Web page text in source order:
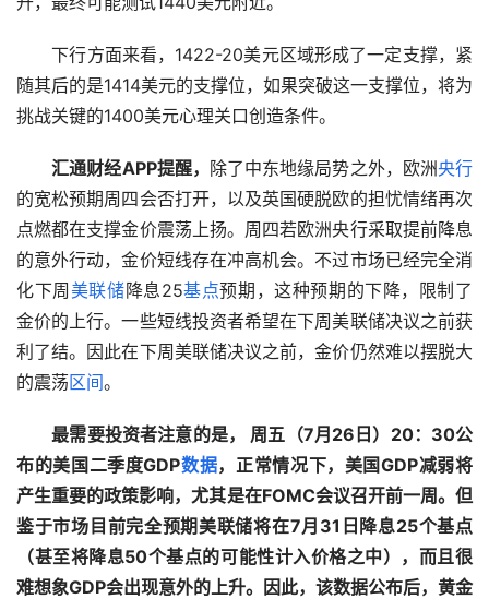
下行方面来看，1422-20美元区域形成了一定支撑，紧
随其后的是1414美元的支撑位，如果突破这一支撑位，将为
挑战关键的1400美元心理关口创造条件。
汇通财经APP提醒， 除了中东地缘局势之外，欧洲央行
的宽松预期周四会否打开，以及英国硬脱欧的担忧情绪再次
点燃都在支撑金价震荡上扬。周四若欧洲央行采取提前降息
的意外行动，金价短线存在冲高机会。不过市场已经完全消
化下周美联储降息25基点预期，这种预期的下降，限制了
金价的上行。一些短线投资者希望在下周美联储决议之前获
利了结。因此在下周美联储决议之前，金价仍然难以摆脱大
的震荡区间。
最需要投资者注意的是， 周五（7月26日）20：30公
布的美国二季度GDP数据，正常情况下，美国GDP减弱将
产生重要的政策影响，尤其是在FOMC会议召开前一周。但
鉴于市场目前完全预期美联储将在7月31日降息25个基点
（甚至将降息50个基点的可能性计入价格之中），而且很
难想象GDP会出现意外的上升。因此，该数据公布后，黄金